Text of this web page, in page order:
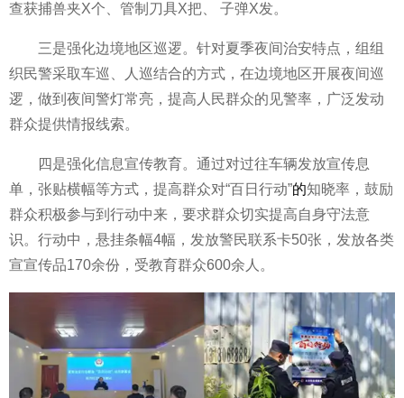
查获捕兽夹X个、管制刀具X把、 子弹X发。
三是强化边境地区巡逻。针对夏季夜间治安特点，组组
织民警采取车巡、人巡结合的方式，在边境地区开展夜间巡
逻，做到夜间警灯常亮，提高人民群众的见警率，广泛发动
群众提供情报线索。
四是强化信息宣传教育。通过对过往车辆发放宣传息
单，张贴横幅等方式，提高群众对“百日行动”的知晓率，鼓励
群众积极参与到行动中来，要求群众切实提高自身守法意
识。行动中，悬挂条幅4幅，发放警民联系卡50张，发放各类
宣宣传品170余份，受教育群众600余人。